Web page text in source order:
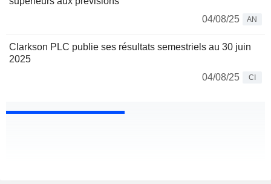
04/08/25
AN
Clarkson PLC publie ses résultats semestriels au 30 juin
2025
04/08/25
CI